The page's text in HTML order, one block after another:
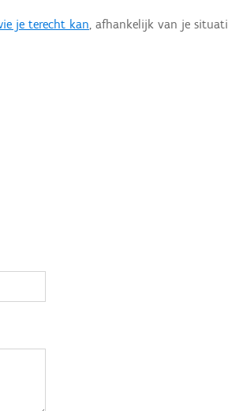
je terecht kan, afhankelijk van je